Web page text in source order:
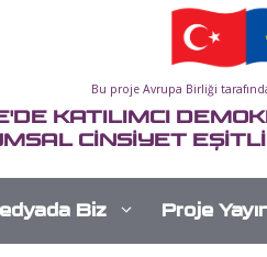
Bu proje Avrupa Birliği
KATILIMCI
CİNSİYET
Biz Proje